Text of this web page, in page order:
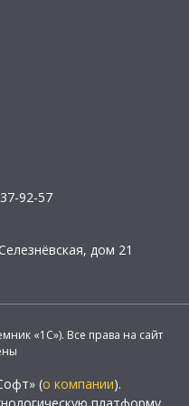
92-57
дом 21
«1С»). Все права на сайт
(о компании).